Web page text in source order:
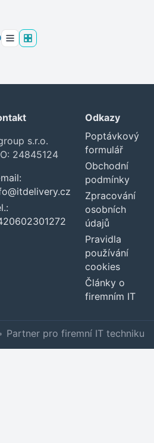
s.r.o.
24845124
Odkazy
Poptávkový
formulář
Obchodní
podmínky
Zpracování
osobních
údajů
Pravidla
používání
cookies
Články o
firemním IT
Partner pro firemní IT techniku